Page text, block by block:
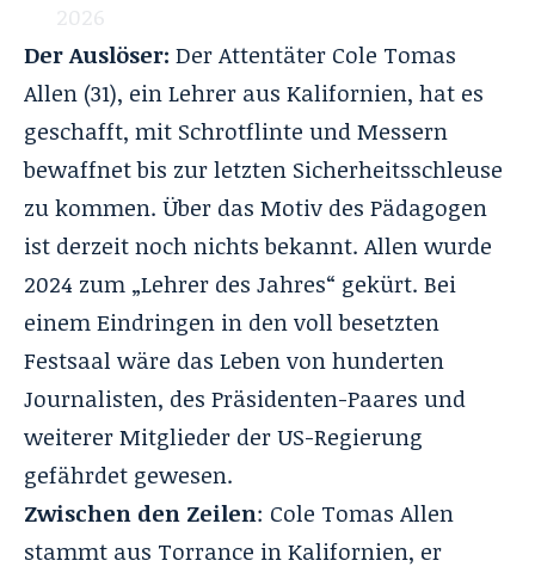
2026
Der Auslöser: Der Attentäter Cole Tomas
Allen (31), ein Lehrer aus Kalifornien, hat es
geschafft, mit Schrotflinte und Messern
bewaffnet bis zur letzten Sicherheitsschleuse
zu kommen. Über das Motiv des Pädagogen
ist derzeit noch nichts bekannt. Allen wurde
2024 zum „Lehrer des Jahres“ gekürt. Bei
einem Eindringen in den voll besetzten
Festsaal wäre das Leben von hunderten
Journalisten, des Präsidenten-Paares und
weiterer Mitglieder der US-Regierung
gefährdet gewesen.
Zwischen den Zeilen: Cole Tomas Allen
stammt aus Torrance in Kalifornien, er